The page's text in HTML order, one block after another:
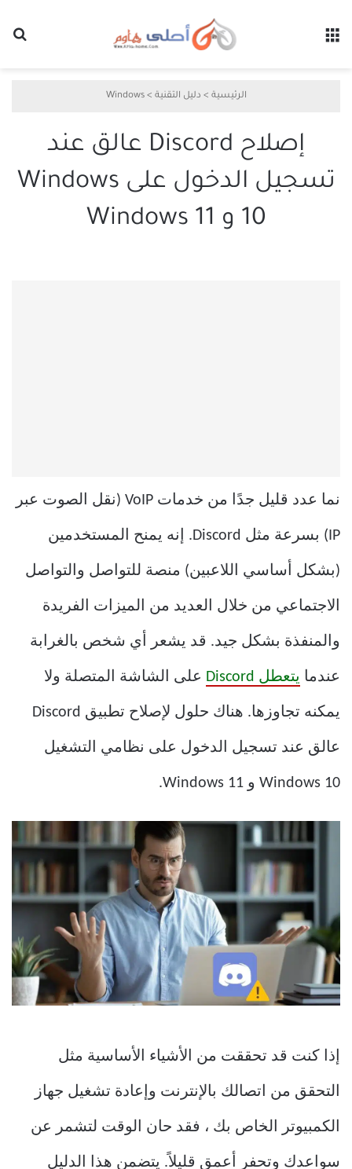
الرئيسية > دليل التقنية >
Windows
إصلاح Discord عالق عند
تسجيل الدخول على Windows
10 و Windows 11
نما عدد قليل جدًا من خدمات VoIP (نقل الصوت عبر
IP) بسرعة مثل Discord. إنه يمنح المستخدمين
(بشكل أساسي اللاعبين) منصة للتواصل والتواصل
الاجتماعي من خلال العديد من الميزات الفريدة
والمنفذة بشكل جيد. قد يشعر أي شخص بالغرابة
عندما يتعطل Discord على الشاشة المتصلة ولا
يمكنه تجاوزها. هناك حلول لإصلاح تطبيق Discord
عالق عند تسجيل الدخول على نظامي التشغيل
Windows 10 و Windows 11.
إذا كنت قد تحققت من الأشياء الأساسية مثل
التحقق من اتصالك بالإنترنت وإعادة تشغيل جهاز
الكمبيوتر الخاص بك ، فقد حان الوقت لتشمر عن
سواعدك وتحفر أعمق قليلاً. يتضمن هذا الدليل